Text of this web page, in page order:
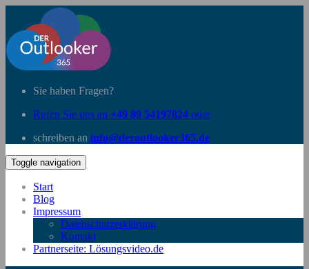
Sie haben Fragen?
Rufen Sie uns an +49 89 54197824 oder
schreiben an info@deroutlooker365.de
Toggle navigation
Start
Blog
Impressum
Datenschutzerklärung
Kontakt
Partnerseite: Lösungsvideo.de